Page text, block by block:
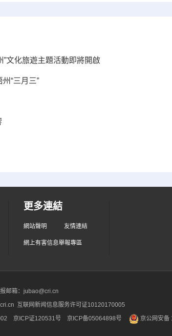
”文化旅遊主題活動即將開啟
“三月三”
更多連結
網站聲明 友情連結
網上有害信息舉報專區
邮箱：jubao@cri.cn
互联网新闻信息服务许可证10120170005
京ICP证120531号 京ICP备05064898号 京公网安备